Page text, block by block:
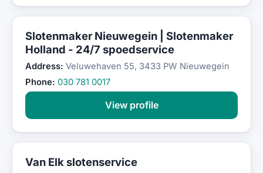
Slotenmaker Nieuwegein | Slotenmaker
Holland - 24/7 spoedservice
Address: Veluwehaven 55, 3433 PW Nieuwegein
Phone: 030 781 0017
View profile
Van Elk slotenservice